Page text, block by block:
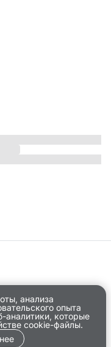
анализа
опыта
аналитики, которые
cookie-файлы.